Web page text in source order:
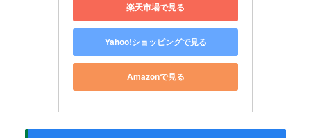
楽天市場で見る
Yahoo!ショッピングで見る
Amazonで見る